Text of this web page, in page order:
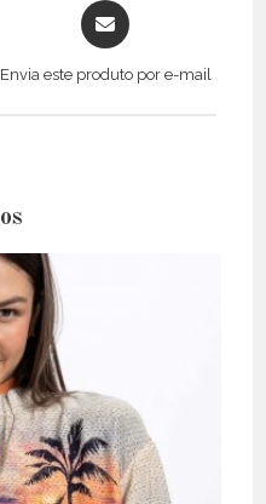
Opens
in
Envia este produto por e-mail